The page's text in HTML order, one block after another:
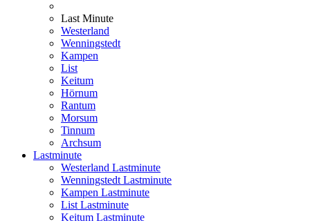
Last Minute
Westerland
Wenningstedt
Kampen
List
Keitum
Hörnum
Rantum
Morsum
Tinnum
Archsum
Lastminute
Westerland Lastminute
Wenningstedt Lastminute
Kampen Lastminute
List Lastminute
Keitum Lastminute